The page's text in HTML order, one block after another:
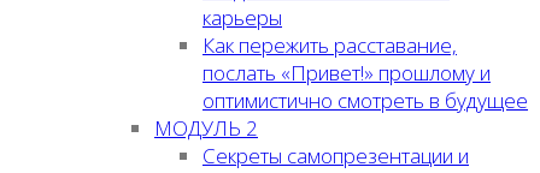
карьеры
Как пережить расставание,
послать «Привет!» прошлому и
оптимистично смотреть в будущее
МОДУЛЬ 2
Секреты самопрезентации и